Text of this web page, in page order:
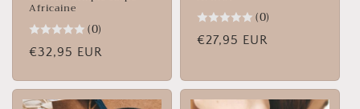
Africaine
(0)
Prix
€32,95 EUR
(0)
Prix
€27,95 EUR